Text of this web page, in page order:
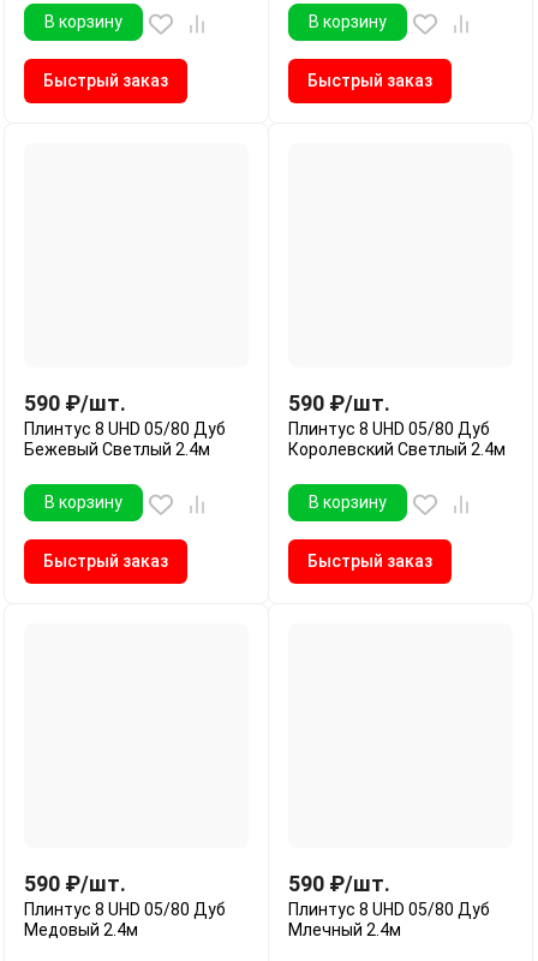
В корзину
Быстрый заказ
В корзину
Быстрый заказ
590 ₽/шт.
Плинтус 8 UHD 05/80 Дуб
Бежевый Светлый 2.4м
В корзину
Быстрый заказ
590 ₽/шт.
Плинтус 8 UHD 05/80 Дуб
Королевский Светлый 2.4м
В корзину
Быстрый заказ
590 ₽/шт.
Плинтус 8 UHD 05/80 Дуб
Медовый 2.4м
590 ₽/шт.
Плинтус 8 UHD 05/80 Дуб
Млечный 2.4м